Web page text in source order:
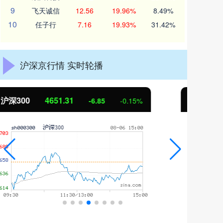
9 飞天诚信 12.56 19.96% 8.49%
10 任子行 7.16 19.93% 31.42%
沪深京行情 实时轮播
北证50 1122.88 3.42 0.30%